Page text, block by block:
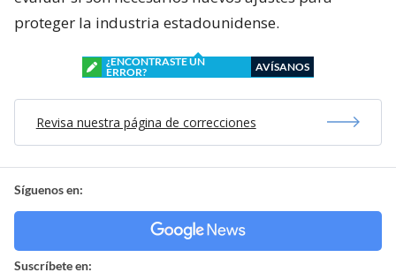
proteger la industria estadounidense.
¿ENCONTRASTE UN
ERROR?
AVÍSANOS
Revisa nuestra página de correcciones
Síguenos en:
Suscríbete en: